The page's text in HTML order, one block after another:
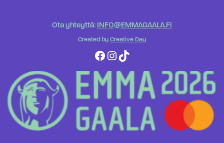
Ota yhteyttä: INFO@EMMAGAALA.FI
Created by Creative Day